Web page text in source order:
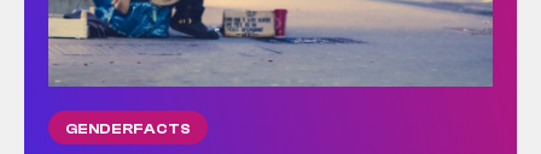
GENDERFACTS